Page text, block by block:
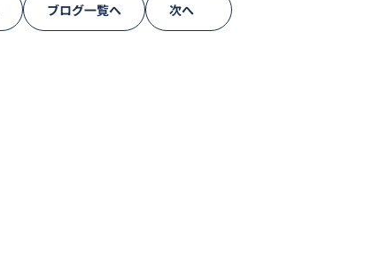
ブログ一覧へ 次へ